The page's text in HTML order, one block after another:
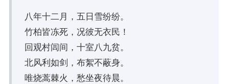
八年十二月，五日雪纷纷。
竹柏皆冻死，况彼无衣民！
回观村闾间，十室八九贫。
北风利如剑，布絮不蔽身。
唯烧蒿棘火，愁坐夜待晨。